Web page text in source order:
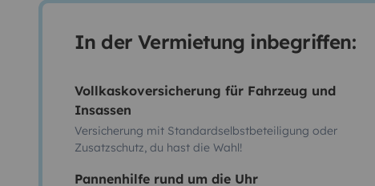
In der Vermietung inbegriffen:
Vollkaskoversicherung für Fahrzeug und
Insassen
Versicherung mit Standardselbstbeteiligung oder
Zusatzschutz, du hast die Wahl!
Pannenhilfe rund um die Uhr